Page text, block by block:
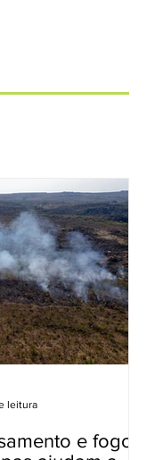
e fogo:
leitura